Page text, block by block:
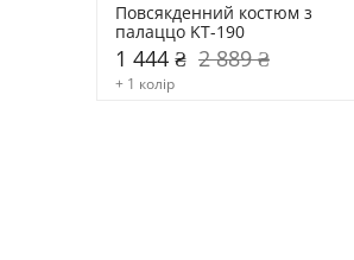
Повсякденний костюм з
палаццо KT-190
1 444 ₴ 2 889 ₴
+ 1 колір